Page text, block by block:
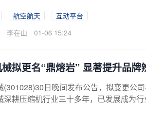
航空航天
互动平台
李在山 01-06 15:24
拟更名“鼎熔岩” 显著提升品牌
(301028)30日晚间发布公告，拟变更公
深耕压缩机行业三十多年，已发展成为